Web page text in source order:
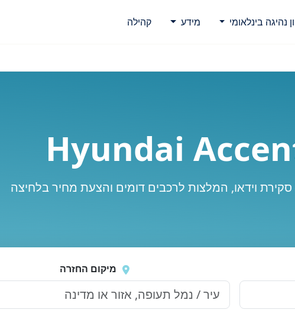
נהיגה בינלאומי מידע קהילה
וידאו, המלצות לרכבים דומים והצעת מחיר בלחיצה
מיקום החזרה